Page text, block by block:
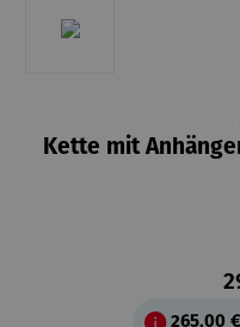
Kette mit
265,00 €